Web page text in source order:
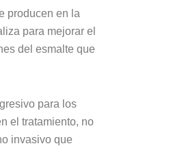
producen en la
para mejorar el
del esmalte que
para los
el tratamiento, no
invasivo que